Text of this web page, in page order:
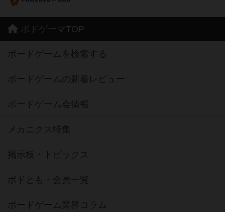
ボドゲーマTOP
ボードゲームを検索する
ボードゲームの新着レビュー
ボードゲーム会情報
メカニクス特集
掲示板・トピックス
ボドとも・会員一覧
ボードゲーム業界コラム